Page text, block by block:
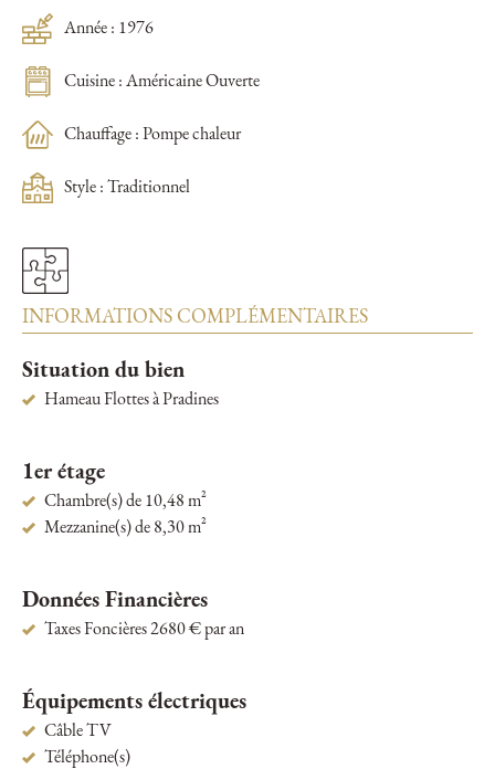
Année : 1976
Cuisine : Américaine Ouverte
Chauffage : Pompe chaleur
Style : Traditionnel
INFORMATIONS COMPLÉMENTAIRES
Situation du bien
Hameau Flottes à Pradines
1er étage
Chambre(s) de 10,48 m²
Mezzanine(s) de 8,30 m²
Données Financières
Taxes Foncières 2680 € par an
Équipements électriques
Câble TV
Téléphone(s)